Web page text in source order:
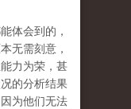
体会到的，
无需刻意，
力为荣，甚
的分析结果
为他们无法